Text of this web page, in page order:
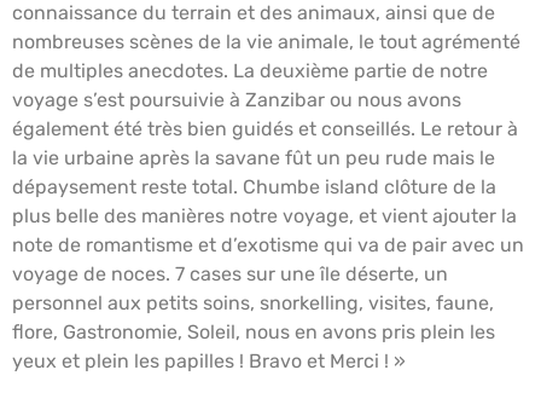
connaissance du terrain et des animaux, ainsi que de
nombreuses scènes de la vie animale, le tout agrémenté
de multiples anecdotes. La deuxième partie de notre
voyage s’est poursuivie à Zanzibar ou nous avons
également été très bien guidés et conseillés. Le retour à
la vie urbaine après la savane fût un peu rude mais le
dépaysement reste total. Chumbe island clôture de la
plus belle des manières notre voyage, et vient ajouter la
note de romantisme et d’exotisme qui va de pair avec un
voyage de noces. 7 cases sur une île déserte, un
personnel aux petits soins, snorkelling, visites, faune,
flore, Gastronomie, Soleil, nous en avons pris plein les
yeux et plein les papilles ! Bravo et Merci ! »